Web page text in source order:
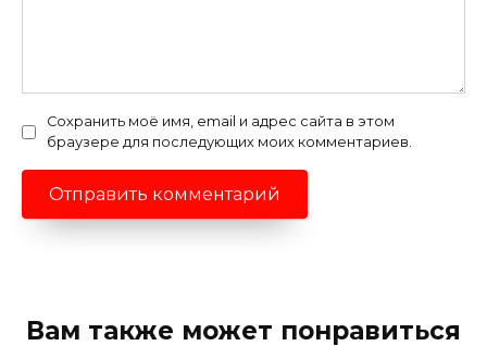
Сохранить моё имя, email и адрес сайта в этом
браузере для последующих моих комментариев.
Вам также может понравиться